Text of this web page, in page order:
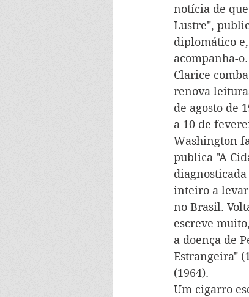
notícia de
Lustre",
diplomático
acompanha-o.
Clarice
renova
de agosto de
a 10 de
Washington
publica "A
inteiro a levar
no Brasil.
escreve
a doença de
Estrangeira"
(1964).
Um cigarro